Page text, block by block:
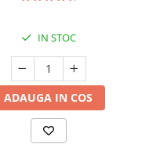
IN STOC
ADAUGA IN COS